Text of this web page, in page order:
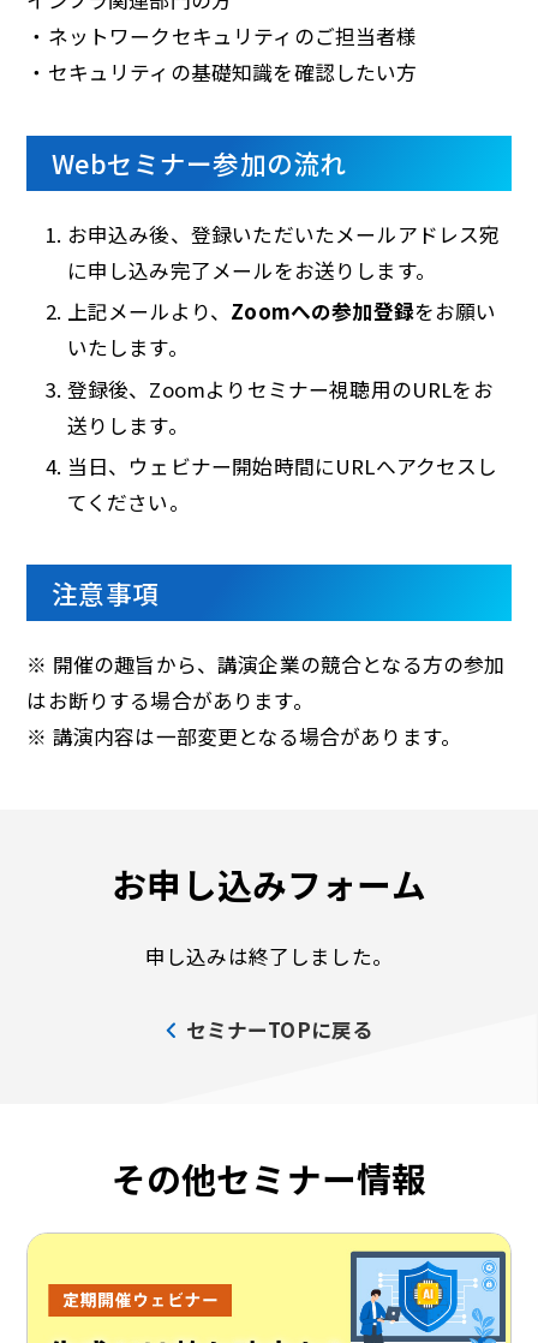
・ネットワークセキュリティのご担当者様
・セキュリティの基礎知識を確認したい方
Webセミナー参加の流れ
お申込み後、登録いただいたメールアドレス宛
に申し込み完了メールをお送りします。
上記メールより、 Zoomへの参加登録をお願い
いたします。
登録後、Zoomよりセミナー視聴用のURLをお
送りします。
当日、ウェビナー開始時間にURLへアクセスし
てください。
注意事項
※ 開催の趣旨から、講演企業の競合となる方の参加
はお断りする場合があります。
※ 講演内容は一部変更となる場合があります。
お申し込みフォーム
申し込みは終了しました。
セミナーTOPに戻る
その他セミナー情報